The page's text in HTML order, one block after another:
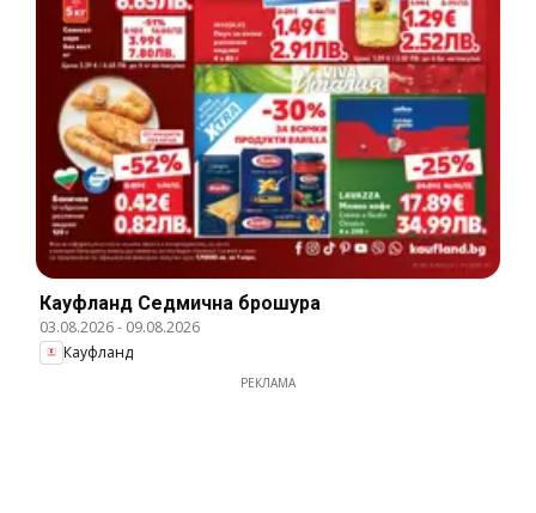
Кауфланд Cедмична брошура
03.08.2026- 09.08.2026
Кауфланд
РЕКЛАМА